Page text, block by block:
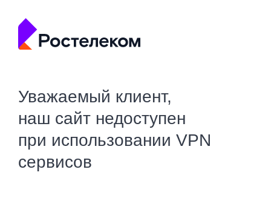
Уважаемый клиент,
наш сайт недоступен
при использовании VPN
сервисов